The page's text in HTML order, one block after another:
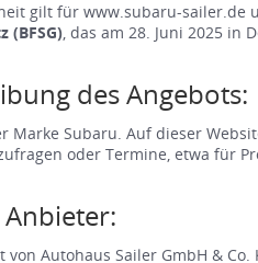
gilt für www.subaru-
(BFSG), das am 28. Juni 2025 in
des Angebots:
Marke Subaru. Auf dieser
oder Termine, etwa für
Autohaus Sailer GmbH & Co.